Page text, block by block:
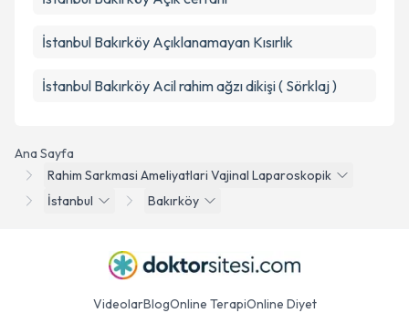
Ana Sayfa
Rahim Sarkmasi Ameliyatlari Vajinal Laparoskopik
İstanbul
Bakırköy
İstanbul Bakırköy Açıklanamayan Kısırlık
İstanbul Bakırköy Acil rahim ağzı dikişi ( Sörklaj )
VideolarBlogOnline TerapiOnline Diyet